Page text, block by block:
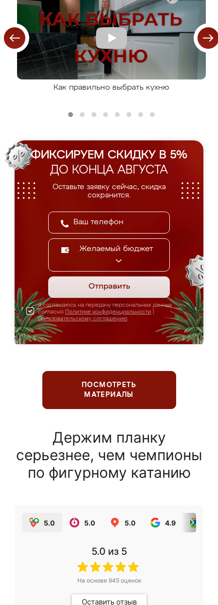
Как правильно выбрать кухню
ФИКСИРУЕМ СКИДКУ В 5%
ДО КОНЦА АВГУСТА
Оставьте заявку сейчас, скидка
сохранится.
Желаемый бюджет
Отправить
Я соглашаюсь на передачу персональных данных
согласно Политике конфиденциальности
Пользовательскому соглашению
ПОСМОТРЕТЬ
МАТЕРИАЛЫ
Держим планку
серьезнее, чем чемпионы
по фигурному катанию
5.0 5.0 5.0 4.9
5.0 из 5
На основе 945оценок
Оставить отзыв